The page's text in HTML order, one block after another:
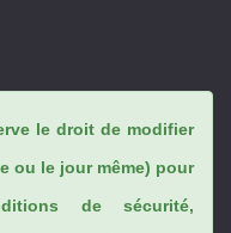
le droit de modifier
ou le jour même) pour
de sécurité,